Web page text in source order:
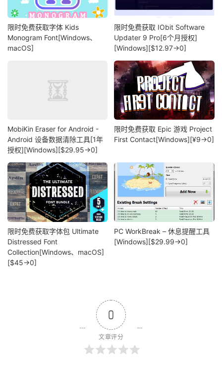
限时免费获取字体 Kids
Monogram Font[Windows、
macOS]
限时免费获取 IObit Software
Updater 9 Pro[6个月授权]
[Windows][$12.97→0]
MobiKin Eraser for Android -
Android 设备数据清除工具[1年
授权][Windows][$29.95→0]
限时免费获取 Epic 游戏 Project
First Contact[Windows][¥9→0]
限时免费获取字体包 Ultimate
Distressed Font
Collection[Windows、macOS]
[$45→0]
PC WorkBreak – 休息提醒工具
[Windows][$29.99→0]
0
文章评分